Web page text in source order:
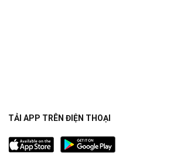
TẢI APP TRÊN ĐIỆN THOẠI